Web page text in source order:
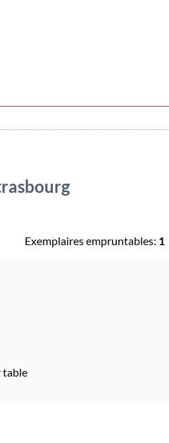
Exemplaires empruntables: 1
table